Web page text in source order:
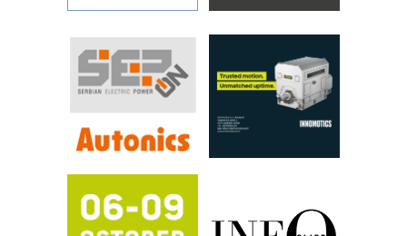
Art Utopia Studio – vizuelne priče
RILINEX kompanije Rittal
FANUC: Najbolje za vašu pametnu
automatizaciju
Efikasno upravljanje energijom
Automatizacija pakovanja · Display
Proizvodnja iC7 Hybrid 1500 VDC
mrežnog pretvarača sa tečnim
hlađenjem